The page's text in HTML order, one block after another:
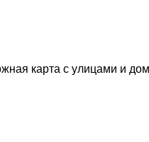
карта с улицами и